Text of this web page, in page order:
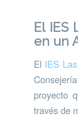
El IES
en un
El IES
proyecto
través de